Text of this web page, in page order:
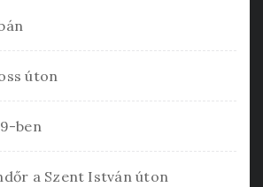
úton
ben
a Szent István úton